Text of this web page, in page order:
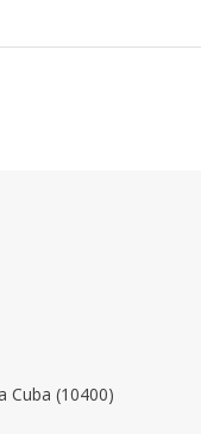
Cuba (10400)